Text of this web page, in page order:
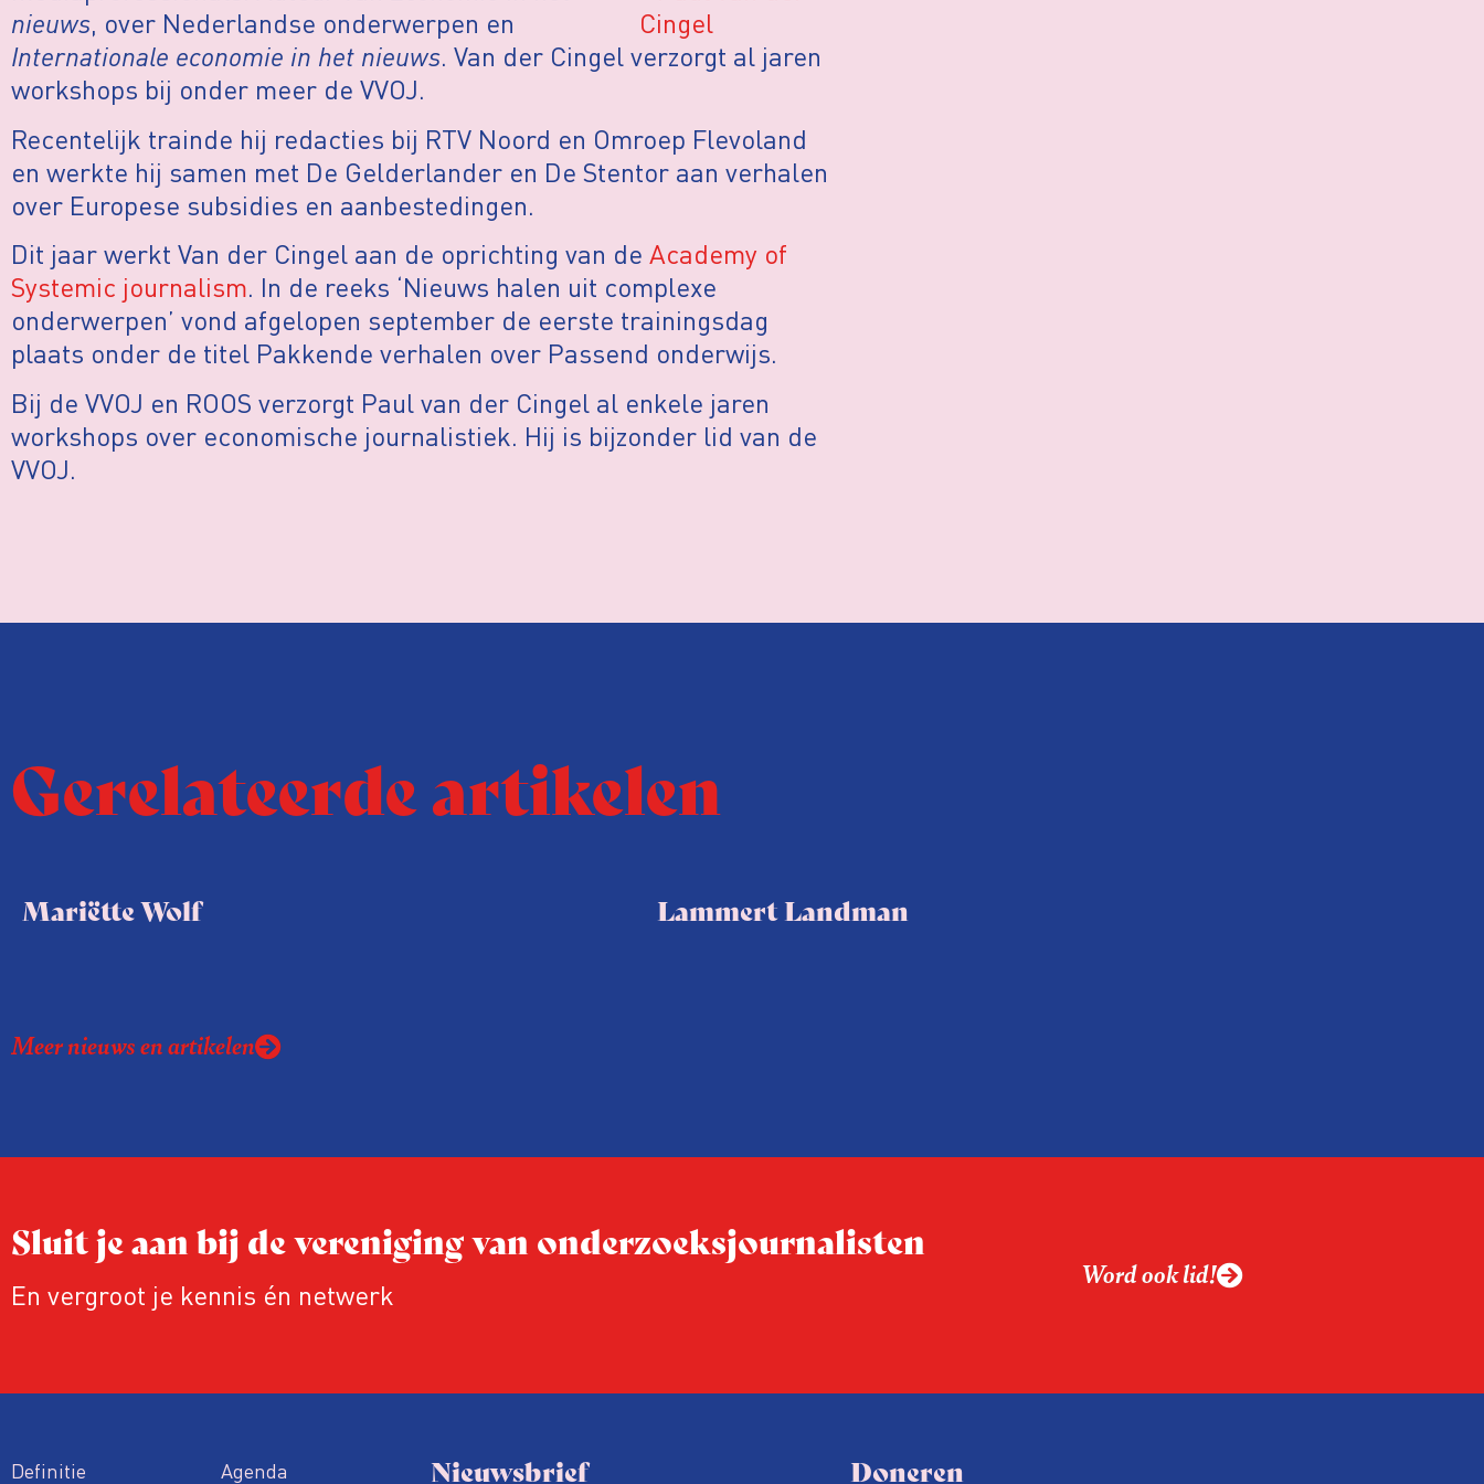
nieuws, over Nederlandse onderwerpen en
Internationale economie in het nieuws. Van der Cingel verzorgt al jaren
workshops bij onder meer de VVOJ.
Recentelijk trainde hij redacties bij RTV Noord en Omroep Flevoland
en werkte hij samen met De Gelderlander en De Stentor aan verhalen
over Europese subsidies en aanbestedingen.
Dit jaar werkt Van der Cingel aan de oprichting van de Academy of
Systemic journalism. In de reeks ‘Nieuws halen uit complexe
onderwerpen’ vond afgelopen september de eerste trainingsdag
plaats onder de titel Pakkende verhalen over Passend onderwijs.
Bij de VVOJ en ROOS verzorgt Paul van der Cingel al enkele jaren
workshops over economische journalistiek. Hij is bijzonder lid van de
VVOJ.
Gerelateerde artikelen
Mariëtte Wolf Lammert Landman
Meer nieuws en artikelen
Sluit je aan bij de vereniging van onderzoeksjournalisten
En vergroot je kennis én netwerk
Word ook lid!
Definitie Agenda Nieuwsbrief Doneren